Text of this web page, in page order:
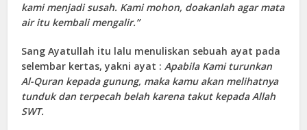
kami menjadi susah. Kami mohon, doakanlah agar mata
air itu kembali mengalir.”
Sang Ayatullah itu lalu menuliskan sebuah ayat pada
selembar kertas, yakni ayat :Apabila Kami turunkan
Al-Quran kepada gunung, maka kamu akan melihatnya
tunduk dan terpecah belah karena takut kepada Allah
SWT.